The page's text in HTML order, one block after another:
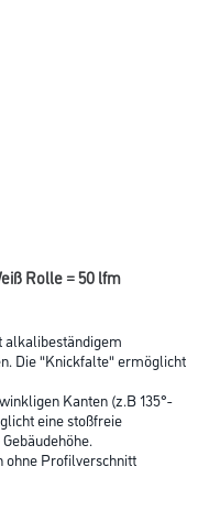
Rolle = 50 lfm
alkalibeständigem
Die "Knickfalte" ermöglicht
Kanten (z.B 135°-
eine stoßfreie
ohne Profilverschnitt